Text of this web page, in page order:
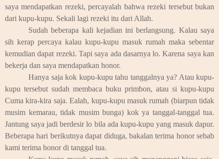
saya mendapatkan rezeki, percayalah bahwa rezeki tersebut bukan
dari kupu-kupu. Sekali lagi rezeki itu dari Allah.
Sudah beberapa kali kejadian ini berlangsung. Kalau saya
sih kerap percaya kalau kupu-kupu masuk rumah maka sebentar
kemudian dapat rezeki. Tapi saya ada dasarnya lo. Karena saya kan
bekerja dan saya mendapatkan honor.
Hanya saja kok kupu-kupu tahu tanggalnya ya? Atau kupu-
kupu tersebut sudah membaca buku primbon, atau si kupu-kupu
Cuma kira-kira saja. Ealah, kupu-kupu masuk rumah (biarpun tidak
musim kemarau, tidak musim bunga) kok ya tanggal-tanggal tua.
Jantung saya jadi berdesir lo bila ada kupu-kupu yang masuk dapur.
Beberapa hari berikutnya dapat diduga, bakalan terima honor sebab
kami terima honor di tanggal tua.